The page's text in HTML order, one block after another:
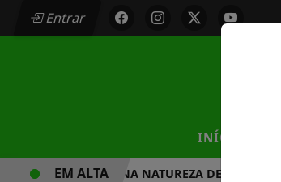
Entrar
INÍCIO
CAMINHADA NA NATUREZA DE
EM ALTA